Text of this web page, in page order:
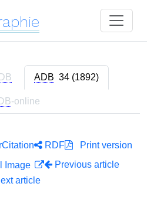
ADB 34 (1892)
-online
Citation RDF
Print version
Image
Previous article
article